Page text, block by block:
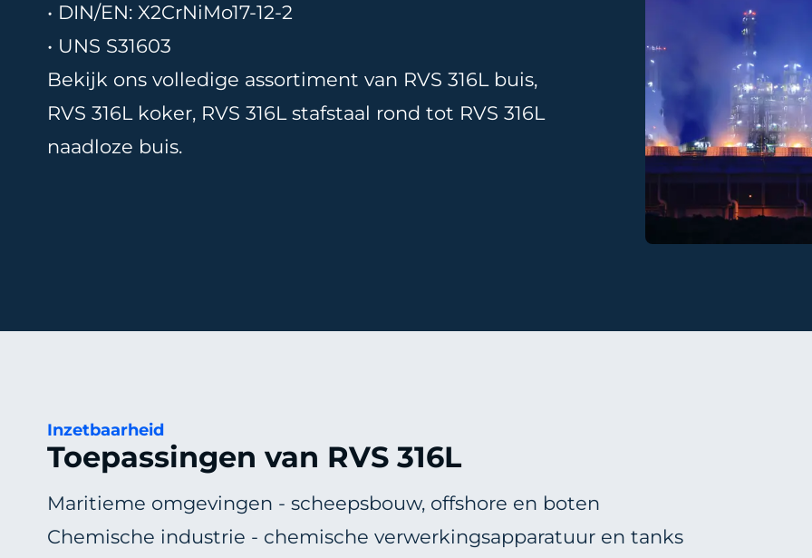
• DIN/EN: X2CrNiMo17-12-2
• UNS S31603
Bekijk ons volledige assortiment van RVS 316L buis,
RVS 316L koker, RVS 316L stafstaal rond tot RVS 316L
naadloze buis.
Inzetbaarheid
Toepassingen van RVS 316L
Maritieme omgevingen - scheepsbouw, offshore en boten
Chemische industrie - chemische verwerkingsapparatuur en tanks